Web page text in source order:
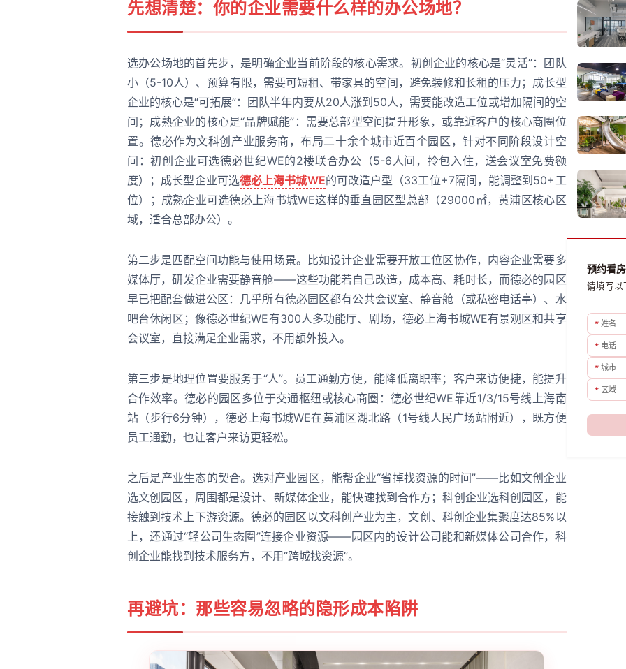
先想清楚：你的企业需要什么样的办公场地？
选办公场地的首先步，是明确企业当前阶段的核心需求。初创企业的核心是“灵活”：团队
小（5-10人）、预算有限，需要可短租、带家具的空间，避免装修和长租的压力；成长型
企业的核心是“可拓展”：团队半年内要从20人涨到50人，需要能改造工位或增加隔间的空
间；成熟企业的核心是“品牌赋能”：需要总部型空间提升形象，或靠近客户的核心商圈位
置。德必作为文科创产业服务商，布局二十余个城市近百个园区，针对不同阶段设计空
间：初创企业可选德必世纪WE的2楼联合办公（5-6人间，拎包入住，送会议室免费额
度）；成长型企业可选德必上海书城WE的可改造户型（33工位+7隔间，能调整到50+工
位）；成熟企业可选德必上海书城WE这样的垂直园区型总部（29000㎡，黄浦区核心区
域，适合总部办公）。
第二步是匹配空间功能与使用场景。比如设计企业需要开放工位区协作，内容企业需要多
媒体厅，研发企业需要静音舱——这些功能若自己改造，成本高、耗时长，而德必的园区
早已把配套做进公区：几乎所有德必园区都有公共会议室、静音舱（或私密电话亭）、水
吧台休闲区；像德必世纪WE有300人多功能厅、剧场，德必上海书城WE有景观区和共享
会议室，直接满足企业需求，不用额外投入。
第三步是地理位置要服务于“人”。员工通勤方便，能降低离职率；客户来访便捷，能提升
合作效率。德必的园区多位于交通枢纽或核心商圈：德必世纪WE靠近1/3/15号线上海南
站（步行6分钟），德必上海书城WE在黄浦区湖北路（1号线人民广场站附近），既方便
员工通勤，也让客户来访更轻松。
之后是产业生态的契合。选对产业园区，能帮企业“省掉找资源的时间”——比如文创企业
选文创园区，周围都是设计、新媒体企业，能快速找到合作方；科创企业选科创园区，能
接触到技术上下游资源。德必的园区以文科创产业为主，文创、科创企业集聚度达85%以
上，还通过“轻公司生态圈”连接企业资源——园区内的设计公司能和新媒体公司合作，科
创企业能找到技术服务方，不用“跨城找资源”。
再避坑：那些容易忽略的隐形成本陷阱
预约看房
请填写以
* 姓名
* 电话
* 城市
* 区域